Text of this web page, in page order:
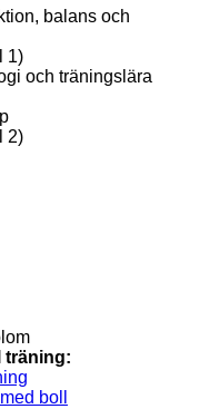
balans och
1)
och träningslära
2)
träning:
boll